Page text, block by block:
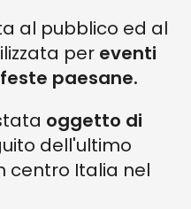
al pubblico ed al
per eventi
paesane.
oggetto di
dell'ultimo
centro Italia nel